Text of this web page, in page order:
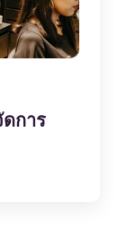
การ